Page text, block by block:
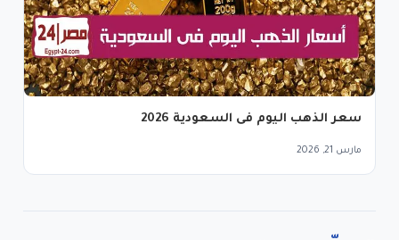
سعر الذهب اليوم فى السعودية 2026
مارس 21, 2026